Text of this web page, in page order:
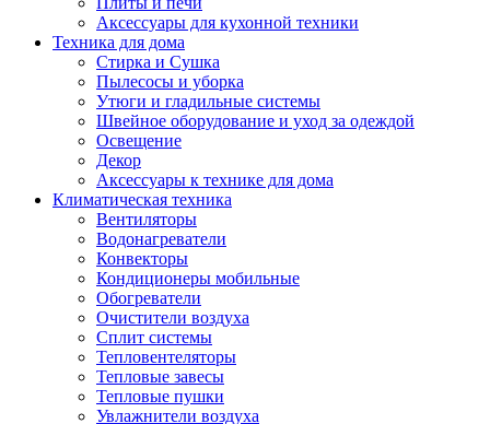
Аксессуары для кухонной техники
Техника для дома
Стирка и Сушка
Пылесосы и уборка
Утюги и гладильные системы
Швейное оборудование и уход за одеждой
Освещение
Декор
Аксессуары к технике для дома
Климатическая техника
Вентиляторы
Водонагреватели
Конвекторы
Кондиционеры мобильные
Обогреватели
Очистители воздуха
Сплит системы
Тепловентеляторы
Тепловые завесы
Тепловые пушки
Увлажнители воздуха